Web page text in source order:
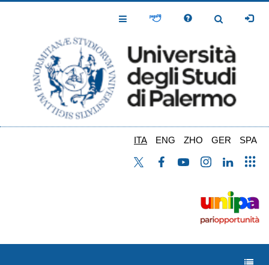
Toggle
Toggle
ITA ENG ZHO GER SPA